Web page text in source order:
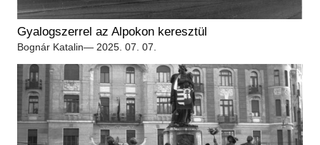
Gyalogszerrel az Alpokon keresztül
Bognár Katalin— 2025. 07. 07.